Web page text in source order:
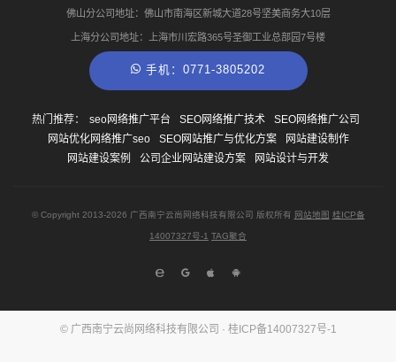
佛山分公司地址：佛山市南海区新城大道28号坚美商务大10层
上海分公司地址：上海市川宏路365号圣御工业总部园7号楼
手机：0771-3805202
热门推荐： seo网络推广平台 SEO网络推广技术
SEO网络推广公司
网站优化网络推广seo
SEO网站推广与优化方案
网站建设制作
网站建设案例
公司企业网站建设方案 网站设计与开发
© Copyright 2013-2026 广西南宁云尚网络科技有限公司 版权所有 网站地图 桂ICP备
14007327号-1 TAG聚合
© 广西南宁云尚网络科技有限公司 · 桂ICP备14007327号-1